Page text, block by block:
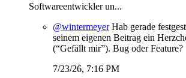
Softwareentwickler un...
@wintermeyerHab gerade
seinem eigenen Beitrag ein
(“Gefällt mir”). Bug oder Feature?
7/23/26, 7:16 PM